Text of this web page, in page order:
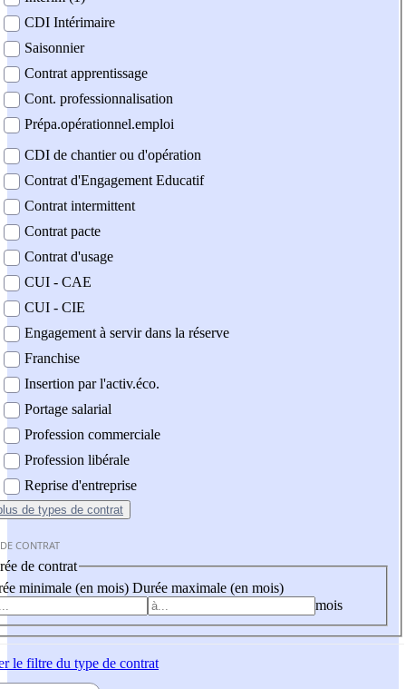
CDI Intérimaire
Saisonnier
Contrat apprentissage
Cont. professionnalisation
Prépa.opérationnel.emploi
CDI de chantier ou d'opération
Contrat d'Engagement Educatif
Contrat intermittent
Contrat pacte
Contrat d'usage
CUI - CAE
CUI - CIE
Engagement à servir dans la réserve
Franchise
Insertion par l'activ.éco.
Portage salarial
Profession commerciale
Profession libérale
Reprise d'entreprise
de types de contrat
CONTRAT
de contrat
minimale (en mois) Durée maximale (en mois)
mois
le filtre du type de contrat